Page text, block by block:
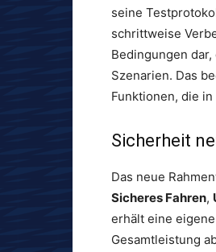
seine
schrittweise
Bedingungen
Szenarien. Das
Funktionen, die
Sicherheit
Das neue
Sicheres Fahren,
erhält eine
Gesamtleistung